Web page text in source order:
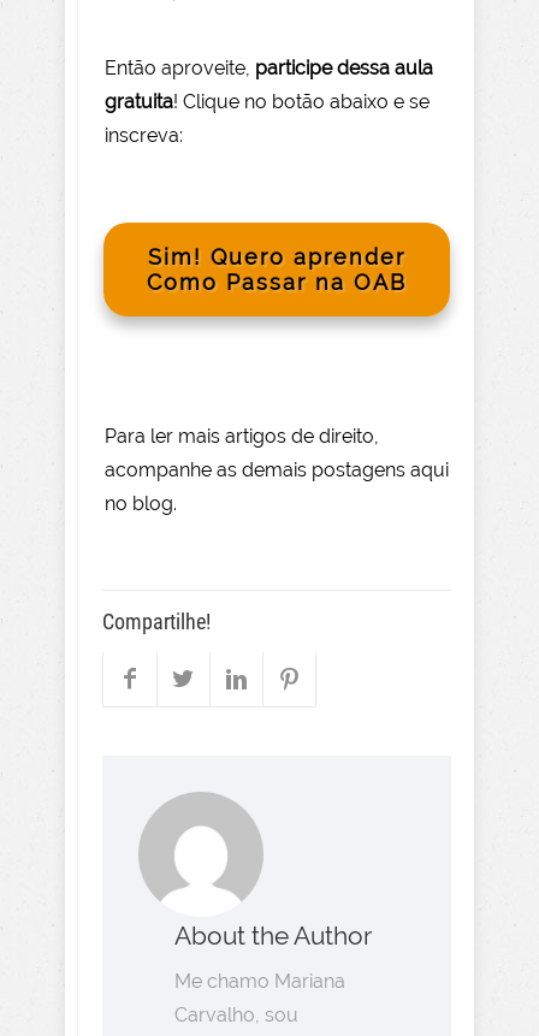
Então aproveite, participe dessa aula
gratuita! Clique no botão abaixo e se
inscreva:
Sim! Quero aprender
Como Passar na OAB
Para ler mais artigos de direito,
acompanhe as demais postagens aqui
no blog.
Compartilhe!
About the Author
Me chamo Mariana
Carvalho, sou